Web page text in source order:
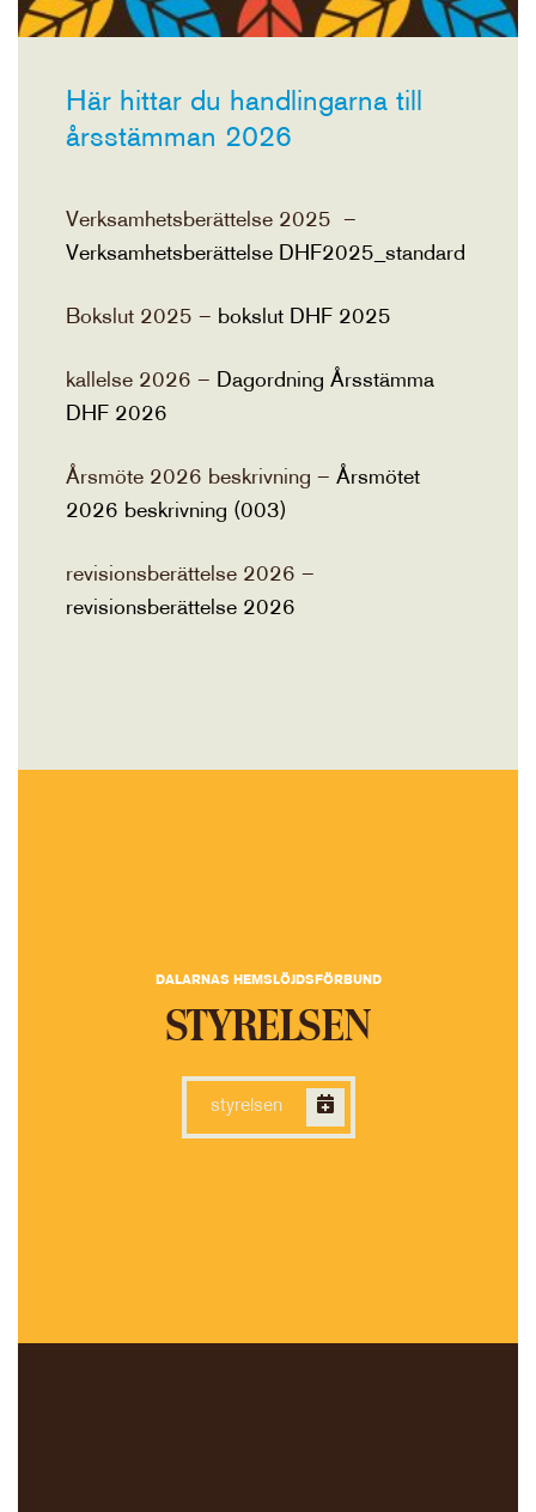
Här hittar du handlingarna till
årsstämman 2026
Verksamhetsberättelse 2025 –
Verksamhetsberättelse DHF2025_standard
Bokslut 2025 – bokslut DHF 2025
kallelse 2026 – Dagordning Årsstämma
DHF 2026
Årsmöte 2026 beskrivning – Årsmötet
2026 beskrivning (003)
revisionsberättelse 2026 –
revisionsberättelse 2026
DALARNAS HEMSLÖJDSFÖRBUND
STYRELSEN
styrelsen